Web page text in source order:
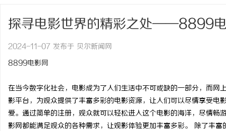
探寻电影世界的精彩之处——8899
2024-11-07 发布于 贝尔新闻网
8899电影网
在当今数字化社会，电影成为了人们生活中不可或缺的一部分，而
影平台，为观众提供了丰富多彩的电影资源，让人们可以尽情享受
爱。通过简单的注册，观众就可以轻松进入这个电影的海洋，尽情
影网都能满足观众的各种需求，让观影体验更加丰富多彩。 除了丰